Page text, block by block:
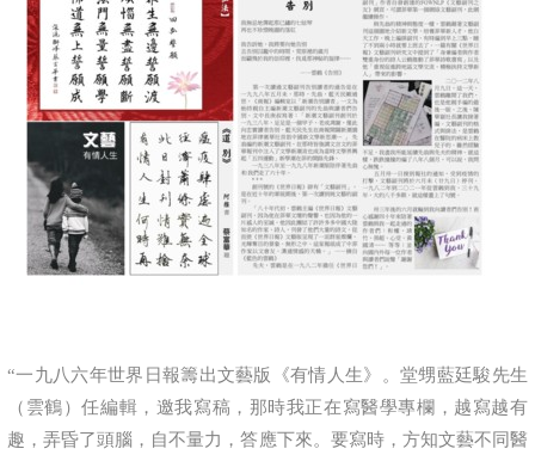
“一九八六年世界日報籌出文藝版《有情人生》。堂甥藍廷駿先生
（雲鶴）任編輯，邀我寫稿，那時我正在寫醫學專欄，越寫越有
趣，弄昏了頭腦，自不量力，答應下來。要寫時，方知文藝不同醫